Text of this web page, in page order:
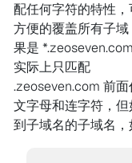
配任何字符的特性
方便的覆盖所有子
果是
实际上只匹配
.zeoseven.com 前
文字母和连字符，
到子域名的子域名，